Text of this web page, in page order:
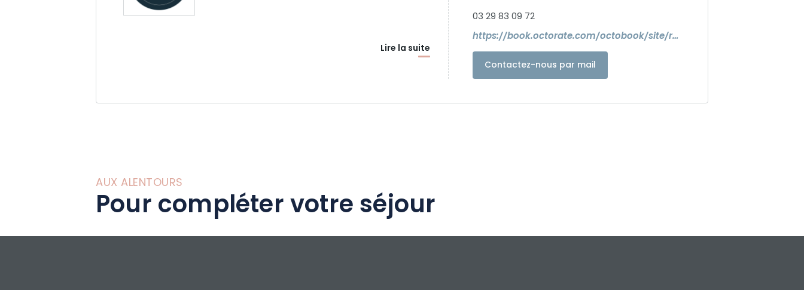
Lire la suite
03 29 83 09 72
https://book.octorate.com/octobook/site/reservation/
Contactez-nous par mail
AUX ALENTOURS
Pour compléter votre séjour